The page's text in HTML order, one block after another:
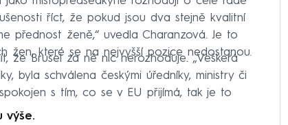
říct, že pokud jsou dva stejně kvalitní
přednost ženě,“ uvedla Charanzová. Je to
žen, které se na nejvyšší pozice nedostanou.
že Brusel za ně nic nerozhoduje. „Veškerá
byla schválena českými úředníky, ministry či
s tím, co se v EU přijímá, tak je to
výše.